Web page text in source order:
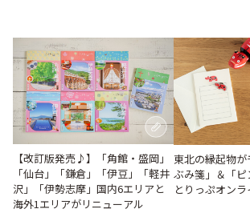
【改訂版発売♪】「角館・盛岡」
「仙台」「鎌倉」「伊豆」「軽井
沢」「伊勢志摩」国内6エリアと
海外1エリアがリニューアル
東北の縁起物
ぶみ箋」＆「
とりっぷオンラ